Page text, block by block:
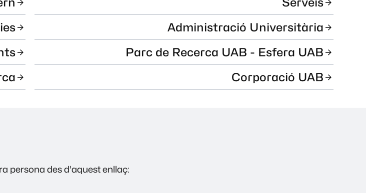
Administració Universitària
Parc de Recerca UAB - Esfera UAB
Corporació UAB
persona des d'aquest enllaç: